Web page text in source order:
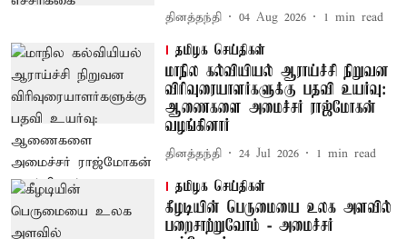
தினத்தந்தி 04 Aug 2026 1 min read
தமிழக செய்திகள்
மாநில கல்வியியல் ஆராய்ச்சி நிறுவன
விரிவுரையாளர்களுக்கு பதவி உயர்வு:
ஆணைகளை அமைச்சர் ராஜ்மோகன்
வழங்கினார்
தினத்தந்தி 24 Jul 2026 1 min read
தமிழக செய்திகள்
கீழடியின் பெருமையை உலக அளவில்
பறைசாற்றுவோம் - அமைச்சர்